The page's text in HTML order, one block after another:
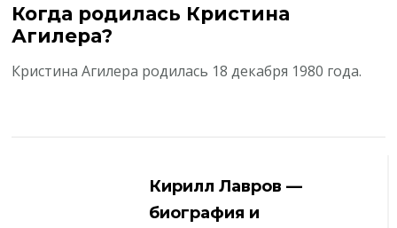
Когда родилась Кристина
Агилера?
Кристина Агилера родилась 18 декабря 1980 года.
Кирилл Лавров —
биография и